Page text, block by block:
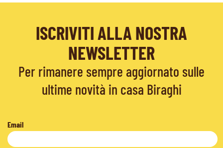
ISCRIVITI ALLA NOSTRA
NEWSLETTER
Per rimanere sempre aggiornato sulle
ultime novità in casa Biraghi
Email